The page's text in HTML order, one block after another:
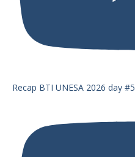
Recap BTI UNESA 2026 day #5